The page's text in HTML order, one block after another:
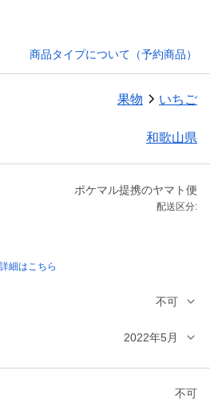
商品タイプについて（予約商品）
果物 いちご
和歌山県
ポケマル提携のヤマト便
配送区分:
細はこちら
不可
2022年5月
不可